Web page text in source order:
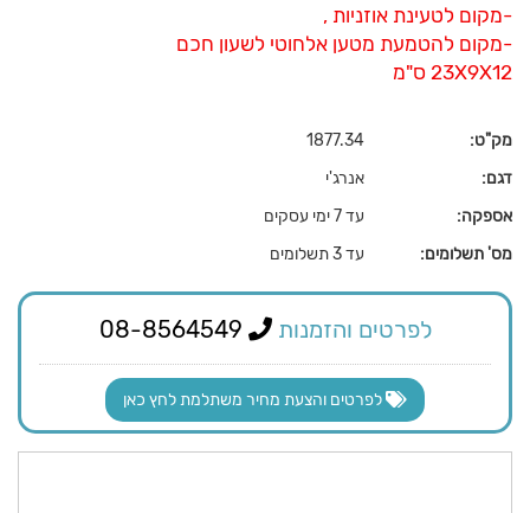
-מקום לטעינת אוזניות ,
-מקום להטמעת מטען אלחוטי לשעון חכם
23X9X12 ס"מ
מק"ט:
1877.34
דגם:
אנרג'י
אספקה:
עד 7 ימי עסקים
מס' תשלומים:
עד 3 תשלומים
לפרטים והזמנות
לפרטים והצעת מחיר משתלמת לחץ כאן